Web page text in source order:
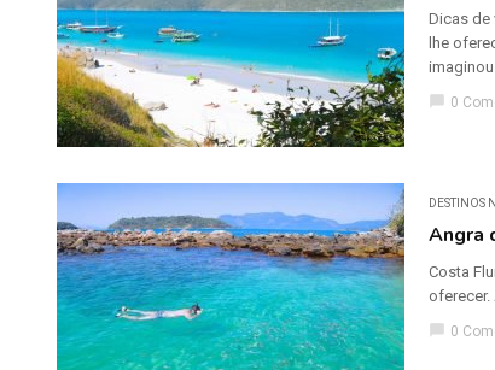
Dicas de
lhe
imaginou
chat_bubble 0
DESTINOS
Angra
Costa
chat_bubble 0